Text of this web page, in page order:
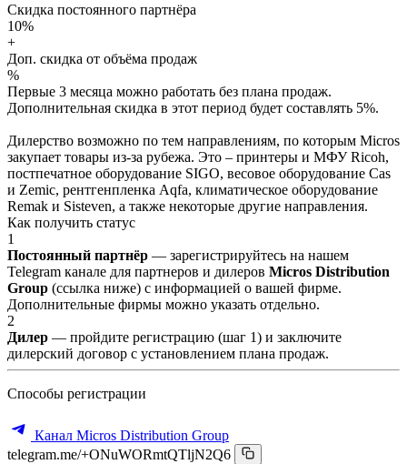
Скидка постоянного партнёра
10%
+
Доп. скидка от объёма продаж
%
Первые 3 месяца можно работать без плана продаж.
Дополнительная скидка в этот период будет составлять 5%.
Дилерство возможно по тем направлениям, по которым Micros
закупает товары из-за рубежа. Это – принтеры и МФУ Ricoh,
постпечатное оборудование SIGO, весовое оборудование Cas
и Zemic, рентгенпленка Aqfa, климатическое оборудование
Remak и Sisteven, а также некоторые другие направления.
Как получить статус
1
Постоянный партнёр — зарегистрируйтесь на нашем
Telegram канале для партнеров и дилеров Micros Distribution
Group (ссылка ниже) с информацией о вашей фирме.
Дополнительные фирмы можно указать отдельно.
2
Дилер — пройдите регистрацию (шаг 1) и заключите
дилерский договор с установлением плана продаж.
Способы регистрации
Канал Micros Distribution Group
telegram.me/+ONuWORmtQTljN2Q6